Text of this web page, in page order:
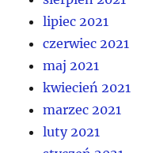
lipiec 2021
czerwiec 2021
maj 2021
kwiecień 2021
marzec 2021
luty 2021